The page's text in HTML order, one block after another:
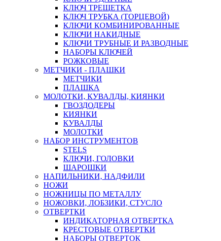
КЛЮЧ ТРЕЩЕТКА
КЛЮЧ ТРУБКА (ТОРЦЕВОЙ)
КЛЮЧИ КОМБИНИРОВАННЫЕ
КЛЮЧИ НАКИДНЫЕ
КЛЮЧИ ТРУБНЫЕ И РАЗВОДНЫЕ
НАБОРЫ КЛЮЧЕЙ
РОЖКОВЫЕ
МЕТЧИКИ - ПЛАШКИ
МЕТЧИКИ
ПЛАШКА
МОЛОТКИ, КУВАЛДЫ, КИЯНКИ
ГВОЗДОДЕРЫ
КИЯНКИ
КУВАЛДЫ
МОЛОТКИ
НАБОР ИНСТРУМЕНТОВ
STELS
КЛЮЧИ, ГОЛОВКИ
ШАРОШКИ
НАПИЛЬНИКИ, НАДФИЛИ
НОЖИ
НОЖНИЦЫ ПО МЕТАЛЛУ
НОЖОВКИ, ЛОБЗИКИ, СТУСЛО
ОТВЕРТКИ
ИНДИКАТОРНАЯ ОТВЕРТКА
КРЕСТОВЫЕ ОТВЕРТКИ
НАБОРЫ ОТВЕРТОК